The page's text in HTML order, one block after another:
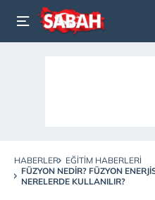
HABERLER
EĞITIM HABERLERI
FÜZYON NEDIR? FÜZYON
NERELERDE KULLANILIR?